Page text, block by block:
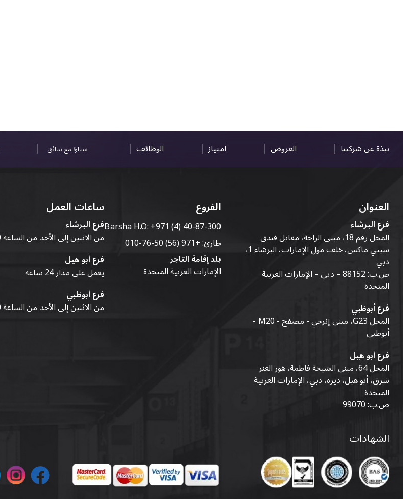
نبذة عن شركتنا العروض امتياز الوظائف سيارة مع سائق
العنوان
فرع البرشاء
المحل رقم 18، مبنى الراحة، مقابل فندق
سيتي ماكس، خلف مول الإمارات، البرشاء 1،
دبي
ص.ب: 88152 – دبي – الإمارات العربية
المتحدة
فرع أبوظبي
المحل G23، مبنى إنرجي - مصفح - M20 -
أبوظبي
فرع أبو هيل
المحل 64، مبنى الشيخة فاطمة، هور العنز
شرق، أبو هيل، ديرة، دبي، الإمارات العربية
المتحدة
ص.ب: 99070
الفروع
Barsha H.O:+971 (4) 40-87-300
طارئ:+971 (56) 50-76-010
بلد إقامة التاجر
الإمارات العربية المتحدة
ساعات العمل
فرع البرشاء
من الاثنين إلى الأحد من الساعة 9:00 صباحًا حتى 07:00 مساءً
فرع أبو هيل
يعمل على مدار 24 ساعة
فرع أبوظبي
من الاثنين إلى الأحد من الساعة 9:00 صباحًا حتى 07:00 مساءً
الشهادات